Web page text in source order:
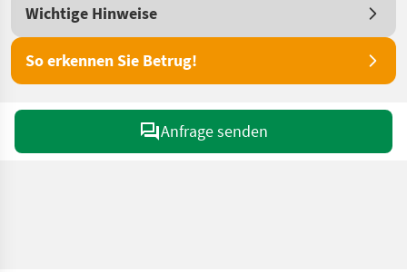
Wichtige Hinweise
So erkennen Sie Betrug!
Anfrage senden